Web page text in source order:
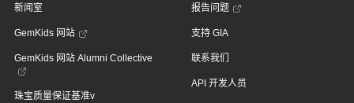
新闻室
GemKids 网站
GemKids 网站 Alumni Collective
珠宝质量保证基准v
报告问题
支持 GIA
联系我们
API 开发人员